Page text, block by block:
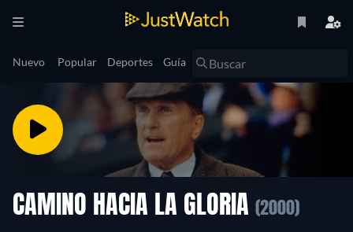
Nuevo Popular Deportes Guía
CAMINO HACIA LA GLORIA (2000)